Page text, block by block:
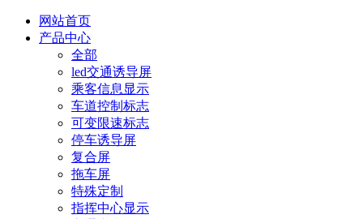
网站首页
产品中心
全部
led交通诱导屏
乘客信息显示
车道控制标志
可变限速标志
停车诱导屏
复合屏
拖车屏
特殊定制
指挥中心显示